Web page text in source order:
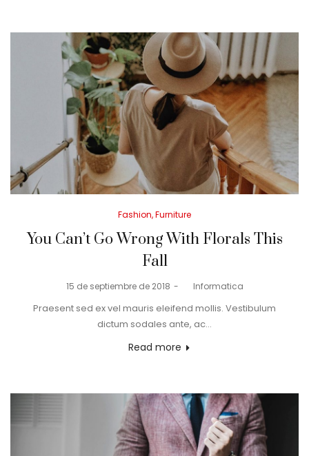
Posted
Fashion Furniture
You Can’t Go Wrong With Florals This
Fall
Posted
15 de septiembre de 2018 Informatica
Praesent sed ex vel mauris eleifend mollis. Vestibulum
dictum sodales ante, ac…
Read more